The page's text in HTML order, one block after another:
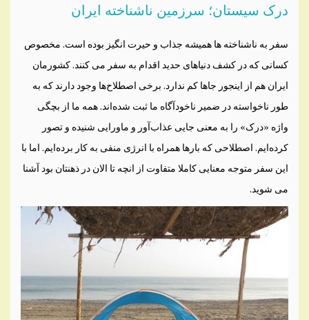
درک سیستان؛ سرزمین ناشناخته ایران
سفر به ناشناخته ها همیشه جذاب و حیرت انگیز بوده است. مخصوص
کسانی که در کشف دنیاهای حدید اقدام به سفر می کنند. کشورمان
ایران هم از اینجور جاها کم ندارد. برخی اصطلاح‌ها وجود دارند که به
طور ناخواسته در ضمیر ناخودآگاه ما ثبت شده‌اند. همه ما از بچگی
واژه «درک» را به معنی جایی عذاب‌آور و ماورایی شنیده‌ و تصور
کرده‌ایم. اصطلاحی که بارها همراه با انرژی منفی به کار برده‌ایم. اما با
این سفر متوجه معنایی کاملا متفاوت از انچه تا الان در ذهنتان بود آشنا
می شوید.